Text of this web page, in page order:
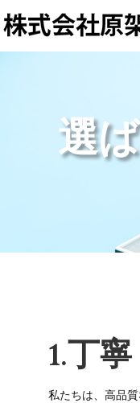
選
1.丁寧
私たちは、高品